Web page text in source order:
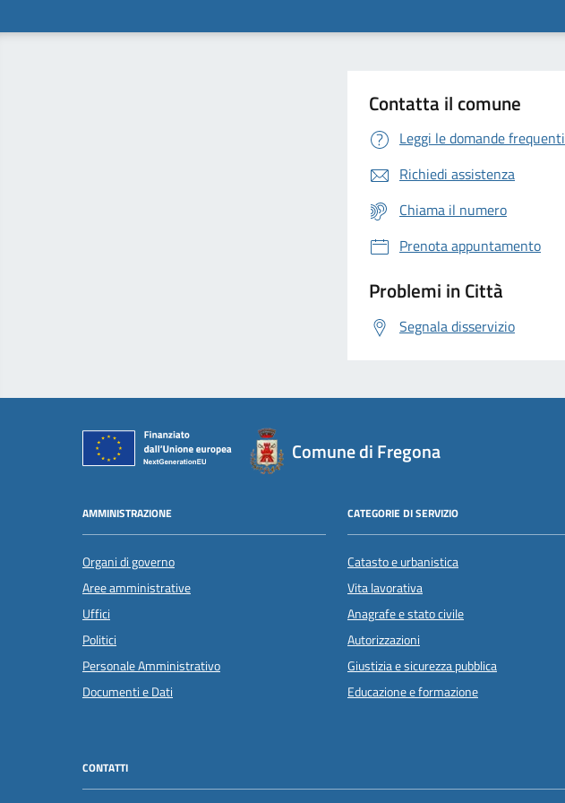
Contatta il comune
Leggi le domande frequenti
Richiedi assistenza
Chiama il numero
Prenota appuntamento
Problemi in Città
Segnala disservizio
Comune di Fregona
AMMINISTRAZIONE
Organi di governo
Aree amministrative
Uffici
Politici
Personale Amministrativo
Documenti e Dati
CATEGORIE DI SERVIZIO
Catasto e urbanistica
Vita lavorativa
Anagrafe e stato civile
Autorizzazioni
Giustizia e sicurezza pubblica
Educazione e formazione
CONTATTI